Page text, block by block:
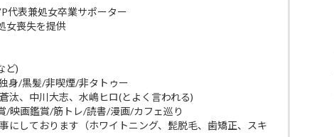
代表兼処女卒業サポーター
女喪失を提供
ど)
身/黒髪/非喫煙/非タトゥー
汰、中川大志、水嶋ヒロ(とよく言われる)
映画鑑賞/筋トレ/読書/漫画/カフェ巡り
にしております（ホワイトニング、髭脱毛、歯矯正、スキ